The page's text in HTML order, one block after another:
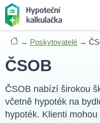
Nabídka hypoték
Průvodce hypotékami
→ Poskytovatelé →
ČSOB
ČSOB nabízí širokou
včetně hypoték na
hypoték. Klienti